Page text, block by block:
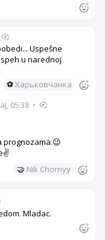
Uspešne
u narednoj
⚽Харьковчанка
05:38 •
prognozama.😉
🤝 Nik Chornyy
Mladac.